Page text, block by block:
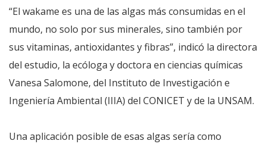
“El wakame es una de las algas más consumidas en el
mundo, no solo por sus minerales, sino también por
sus vitaminas, antioxidantes y fibras”, indicó la directora
del estudio, la ecóloga y doctora en ciencias químicas
Vanesa Salomone, del Instituto de Investigación e
Ingeniería Ambiental (IIIA) del CONICET y de la UNSAM.
Una aplicación posible de esas algas sería como